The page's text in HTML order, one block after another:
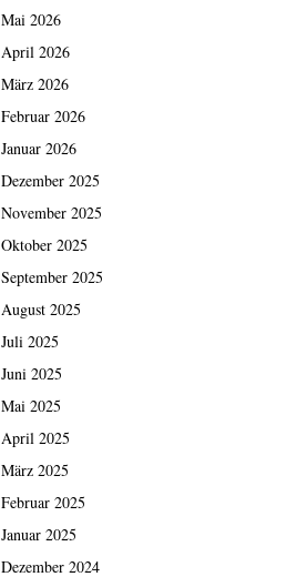
Mai 2026
April 2026
März 2026
Februar 2026
Januar 2026
Dezember 2025
November 2025
Oktober 2025
September 2025
August 2025
Juli 2025
Juni 2025
Mai 2025
April 2025
März 2025
Februar 2025
Januar 2025
Dezember 2024